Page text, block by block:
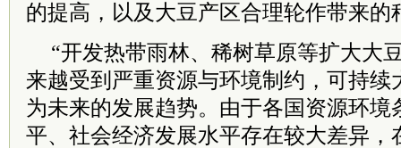
的提高，以及大豆产区合理轮作带来的
“开发热带雨林、稀树草原等扩大大
来越受到严重资源与环境制约，可持续
为未来的发展趋势。由于各国资源环境
平、社会经济发展水平存在较大差异，